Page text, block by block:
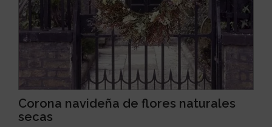
Corona navideña de flores naturales
secas